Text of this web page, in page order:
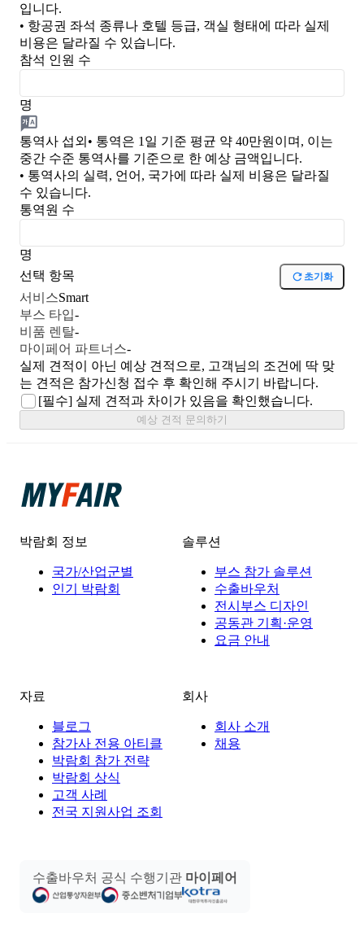
입니다.
• 항공권 좌석 종류나 호텔 등급, 객실 형태에 따라 실제
비용은 달라질 수 있습니다.
참석 인원 수
명
통역사 섭외 • 통역은 1일 기준 평균 약 40만원이며, 이는
중간 수준 통역사를 기준으로 한 예상 금액입니다.
• 통역사의 실력, 언어, 국가에 따라 실제 비용은 달라질
수 있습니다.
통역원 수
명
선택 항목
초기화
서비스Smart
부스 타입-
비품 렌탈-
마이페어 파트너스-
실제 견적이 아닌 예상 견적으로, 고객님의 조건에 딱 맞
는 견적은 참가신청 접수 후 확인해 주시기 바랍니다.
[필수] 실제 견적과 차이가 있음을 확인했습니다.
예상 견적 문의하기
박람회 정보
국가/산업군별
인기 박람회
솔루션
부스 참가 솔루션
수출바우처
전시부스 디자인
공동관 기획·운영
요금 안내
자료
블로그
참가사 전용 아티클
박람회 참가 전략
박람회 상식
고객 사례
전국 지원사업 조회
회사
회사 소개
채용
수출바우처 공식 수행기관 마이페어